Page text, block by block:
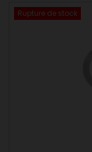
Rupture de stock